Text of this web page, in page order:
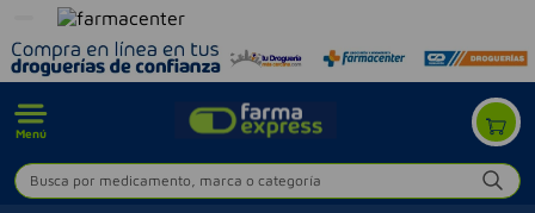
Menú
Busca por medicamento, marca o categoría